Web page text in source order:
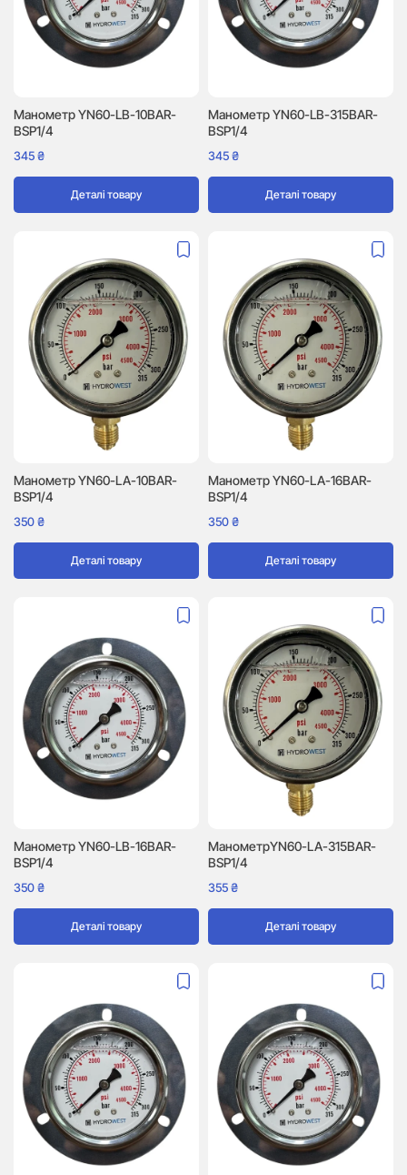
Манометр YN60-LB-10BAR-
BSP1/4
345₴
Деталі товару
Манометр YN60-LB-315BAR-
BSP1/4
345₴
Деталі товару
Манометр YN60-LA-10BAR-
BSP1/4
350₴
Деталі товару
Манометр YN60-LA-16BAR-
BSP1/4
350₴
Деталі товару
Манометр YN60-LB-16BAR-
BSP1/4
350₴
Деталі товару
МанометрYN60-LA-315BAR-
BSP1/4
355₴
Деталі товару